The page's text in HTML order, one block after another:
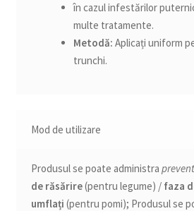
în cazul infestărilor
multe tratamente.
Metodă: Aplicați uniform
trunchi.
Mod de utilizare
Produsul se poate administra
de răsărire(pentru legume) / faza
umflați (pentru pomi); Produsul se